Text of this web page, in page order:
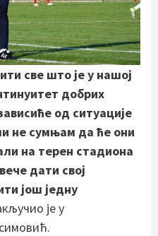
све што је у нашој
добрих
од ситуације
не сумњам да ће они
на терен стадиона
дати свој
још једну
је у